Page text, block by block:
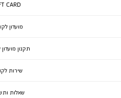
CARD
מועדון
תקנון
שירות
שאלות